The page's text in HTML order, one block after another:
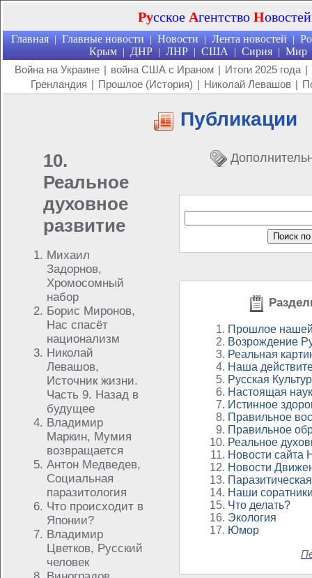
Русское Агентство Новостей
Главная | Главные новости | Новости | Лента новостей |
Крым | ДНР | ЛНР | США | Сирия | Мир
Война на Украине | война США с Ираном | Итоги 2025 года |
Гренландия | Прошлое (История) | Николай Левашов |
Публикации
10.
Реальное
духовное
развитие
Михаил
Задорнов,
Хромосомный
набор
Борис Миронов,
Нас спасёт
национализм
Николай
Левашов,
Источник жизни.
Часть 9. Назад в
будущее
Владимир
Маркин, Мумия
возвращается
Антон Медведев,
Социальная
паразитология
Что происходит в
Японии?
Владимир
Цветков, Русский
человек
Прошлое
Возрождение
Реальная
Наша
Русская
Настоящая
Истинное
Правильное
Правильное
Реальное
Новости сайта
Новости
Наши
Что делать?
Экология
Юмор